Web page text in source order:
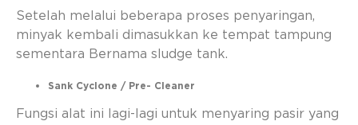
Setelah melalui beberapa proses penyaringan,
minyak kembali dimasukkan ke tempat tampung
sementara Bernama sludge tank.
Sank Cyclone / Pre- Cleaner
Fungsi alat ini lagi-lagi untuk menyaring pasir yang